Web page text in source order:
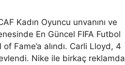
Kadın Oyuncu unvanını ve
En Güncel FIFA Futbol
Fame’a alındı. Carli Lloyd, 4
Nike ile birkaç reklamda